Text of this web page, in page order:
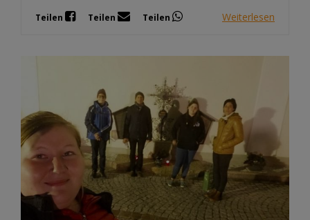
Teilen Teilen Teilen Weiterlesen